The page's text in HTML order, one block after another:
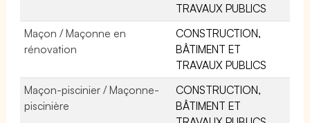
TRAVAUX PUBLICS
Maçon / Maçonne en
rénovation
CONSTRUCTION,
BÂTIMENT ET
TRAVAUX PUBLICS
Maçon-piscinier / Maçonne-
piscinière
CONSTRUCTION,
BÂTIMENT ET